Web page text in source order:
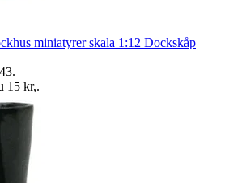
miniatyrer skala 1:12 Dockskåp
.
15 kr,.